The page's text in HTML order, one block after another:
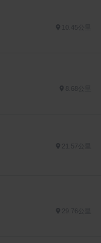
10.45公里
21.57公里